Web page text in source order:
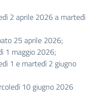
2 aprile 2026 a martedì
25 aprile 2026;
1 maggio 2026;
1 e martedì 2 giugno
10 giugno 2026